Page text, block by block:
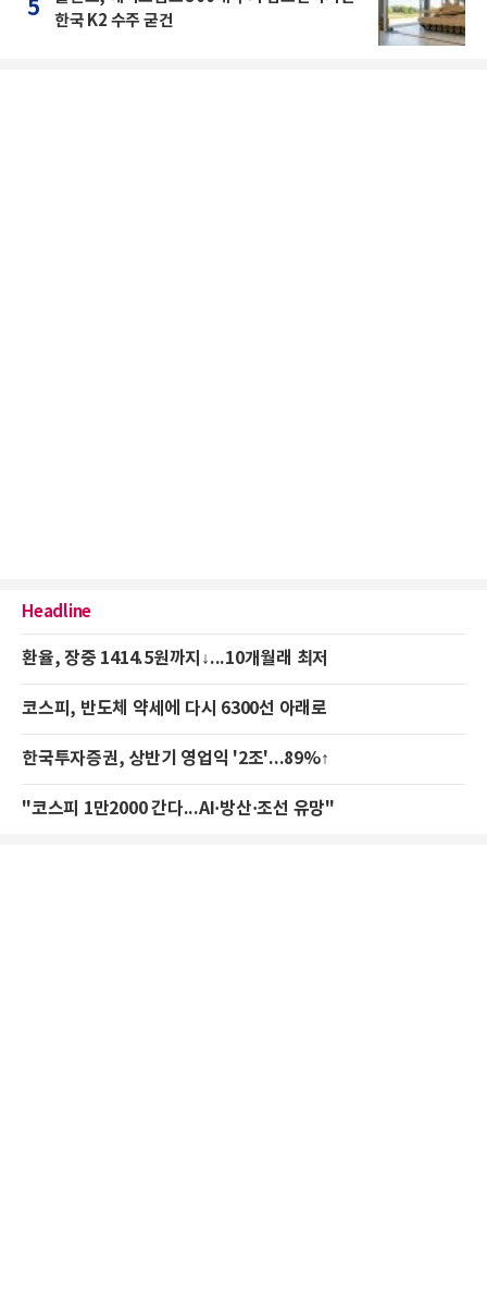
5
한국 K2 수주 굳건
Headline
환율, 장중 1414.5원까지↓...10개월래 최저
코스피, 반도체 약세에 다시 6300선 아래로
한국투자증권, 상반기 영업익 '2조'...89%↑
"코스피 1만2000 간다...AI·방산·조선 유망"